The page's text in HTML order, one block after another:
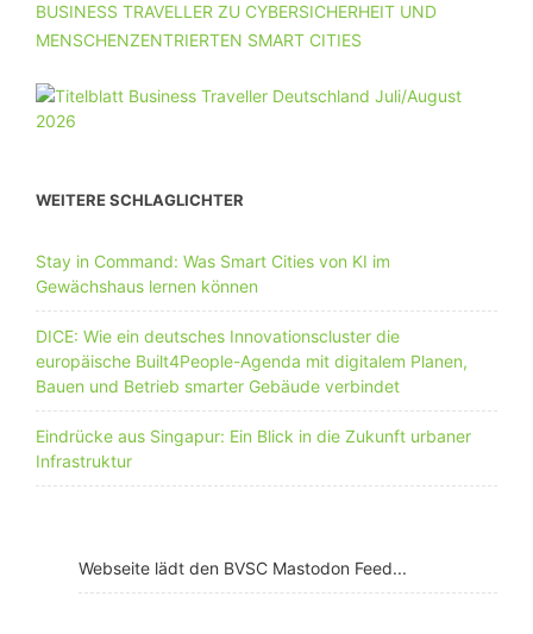
BUSINESS TRAVELLER ZU CYBERSICHERHEIT UND
MENSCHENZENTRIERTEN SMART CITIES
WEITERE SCHLAGLICHTER
Stay in Command: Was Smart Cities von KI im
Gewächshaus lernen können
DICE: Wie ein deutsches Innovationscluster die
europäische Built4People-Agenda mit digitalem Planen,
Bauen und Betrieb smarter Gebäude verbindet
Eindrücke aus Singapur: Ein Blick in die Zukunft urbaner
Infrastruktur
Webseite lädt den BVSC Mastodon Feed...